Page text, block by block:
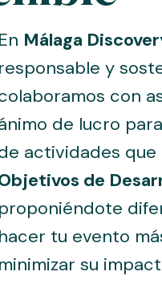
En Málaga
responsable y
con
de lucro
actividades
de
proponiéndote
hacer tu evento
minimizar su